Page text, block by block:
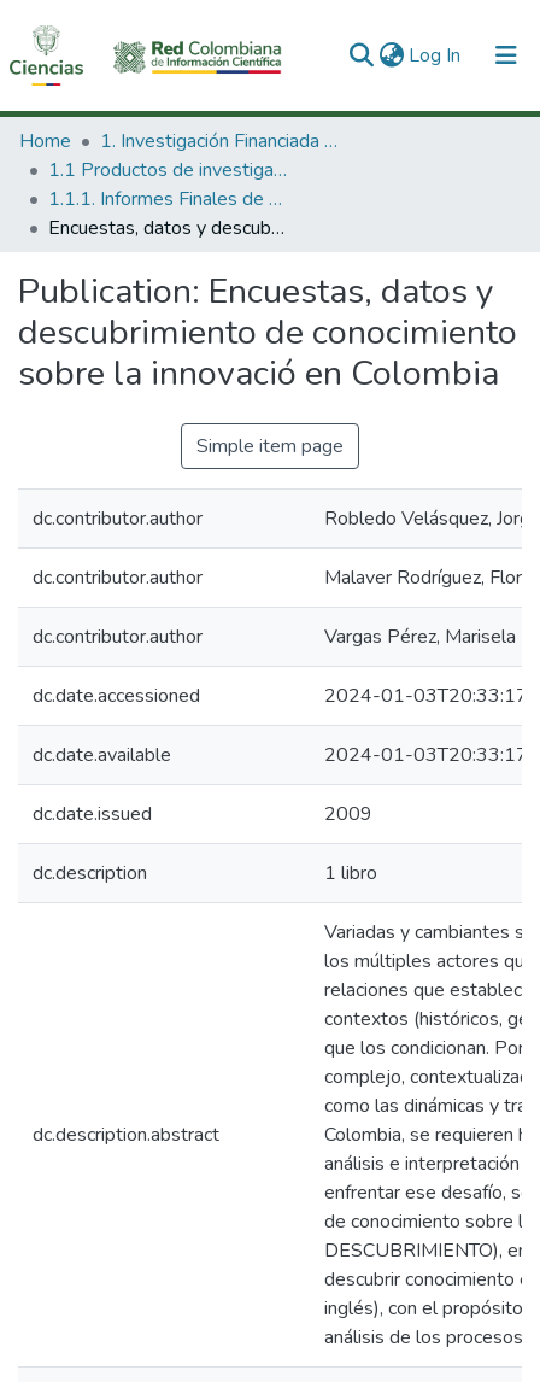
Log In (current)
Communities & Collections
All of DSpace
Statistics
Home
1. Investigación Financiada con Recursos Públicos
1.1 Productos de investigación
1.1.1. Informes Finales de Proyectos de Investigación
Encuestas, datos y descubrimiento de conocimiento sobre la innovació en Colombia
Publication: Encuestas, datos y
descubrimiento de conocimiento
sobre la innovació en Colombia
Simple item page
dc.contributor.author Robledo Velásquez, Jorge
dc.contributor.author Malaver Rodríguez,
dc.contributor.author Vargas Pérez, Marisela
dc.date.accessioned 2024-01-03T20:33:17Z
dc.date.available 2024-01-03T20:33:17Z
dc.date.issued 2009
dc.description 1 libro
dc.description.abstract
Variadas y cambiantes
los múltiples actores que
relaciones que
contextos (históricos,
que los condicionan. Por
complejo,
como las dinámicas y
Colombia, se requieren
análisis e interpretación
enfrentar ese desafío,
de conocimiento sobre la
DESCUBRIMIENTO), en
descubrir conocimiento
inglés), con el propósito
análisis de los procesos